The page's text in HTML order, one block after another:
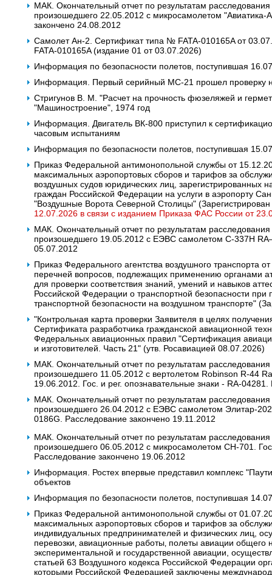
МАК. Окончательный отчет по результатам
произошедшего 22.05.2012 с микросамолетом
закончено 24.08.2012
Самолет Ан-2. Сертификат типа № FATA-010165A от
FATA-010165A (издание 01 от 03.07.2026)
Информация по безопасности полетов, поступившая
Информация. Первый серийный МС-21 прошел проверку
Стригунов В. М. "Расчет на прочность фюзеляжей и
"Машиностроение", 1974 год
Информация. Двигатель ВК-800 приступил к
часовым испытаниям
Информация по безопасности полетов, поступившая
Приказ Федеральной антимонопольной службы от
максимальных аэропортовых сборов и тарифов за
воздушных судов юридических лиц, зарегистрированных
граждан Российской Федерации на услуги в аэропорту
"Воздушные Ворота Северной Столицы"
12.07.2026 в связи с изданием Приказа ФАС России от
МАК. Окончательный отчет по результатам
произошедшего 19.05.2012 c ЕЭВС самолетом С-337Н
05.07.2012
Приказ Федерального агентства воздушного
перечней вопросов, подлежащих применению органами
для проверки соответствия знаний, умений и навыков
Российской Федерации о транспортной безопасности при
транспортной безопасности на воздушном транспорте"
"Контрольная карта проверки Заявителя в целях
Сертификата разработчика гражданской авиационной
Федеральных авиационных правил "Сертификация
и изготовителей. Часть 21" (утв. Росавиацией 08.07.2026)
МАК. Окончательный отчет по результатам
произошедшего 11.05.2012 с вертолетом Robinson R-44
19.06.2012. Гос. и рег. опознавательные знаки - RA-
МАК. Окончательный отчет по результатам
произошедшего 26.04.2012 c ЕЭВС самолетом Элитар-
0186G. Расследование закончено 19.11.2012
МАК. Окончательный отчет по результатам
произошедшего 06.05.2012 с микросамолетом CH-701.
Расследование закончено 19.06.2012
Информация. Ростех впервые представил комплекс
объектов
Информация по безопасности полетов, поступившая
Приказ Федеральной антимонопольной службы от
максимальных аэропортовых сборов и тарифов за
индивидуальных предпринимателей и физических лиц,
перевозки‚ авиационные работы‚ полеты авиации общего
экспериментальной и государственной авиации,
статьей 63 Воздушного кодекса Российской Федерации
которыми Российской Федерацией заключены